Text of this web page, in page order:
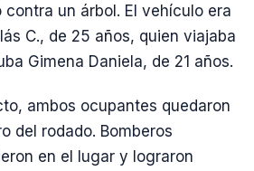
un árbol. El vehículo era
C., de 25 años, quien viajaba
Gimena Daniela, de 21 años.
ambos ocupantes quedaron
del rodado. Bomberos
en el lugar y lograron